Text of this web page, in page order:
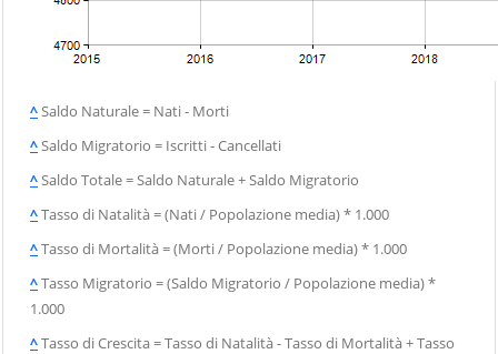
^Saldo Naturale = Nati - Morti
^Saldo Migratorio = Iscritti - Cancellati
^Saldo Totale = Saldo Naturale + Saldo Migratorio
^Tasso di Natalità = (Nati / Popolazione media) * 1.000
^Tasso di Mortalità = (Morti / Popolazione media) * 1.000
^Tasso Migratorio = (Saldo Migratorio / Popolazione media) *
1.000
^Tasso di Crescita = Tasso di Natalità - Tasso di Mortalità + Tasso